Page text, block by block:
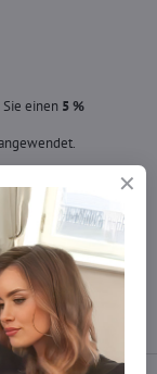
einen 5 %
?
Ware für Sie